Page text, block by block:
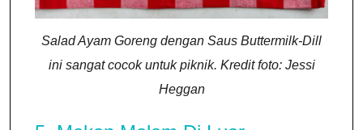
Salad Ayam Goreng dengan Saus Buttermilk-Dill
ini sangat cocok untuk piknik. Kredit foto: Jessi
Heggan